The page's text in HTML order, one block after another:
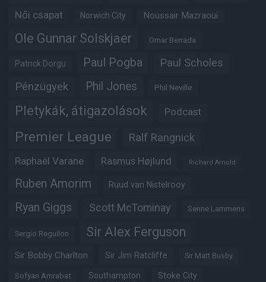
Női csapat Norwich City Noussair Mazraoui
Ole Gunnar Solskjaer Omar Berrada
Patrick Dorgu Paul Pogba Paul Scholes
Pénzügyek Phil Jones Phil Neville
Pletykák, átigazolások Podcast
Premier League Ralf Rangnick
Raphaël Varane Rasmus Højlund Richard Arnold
Ruben Amorim Ruud van Nistelrooy
Ryan Giggs Scott McTominay Senne Lammens
Sergio Reguilon Sir Alex Ferguson
Sir Bobby Charlton Sir Jim Ratcliffe Sir Matt Busby
Sofyan Amrabat Southampton Stoke City